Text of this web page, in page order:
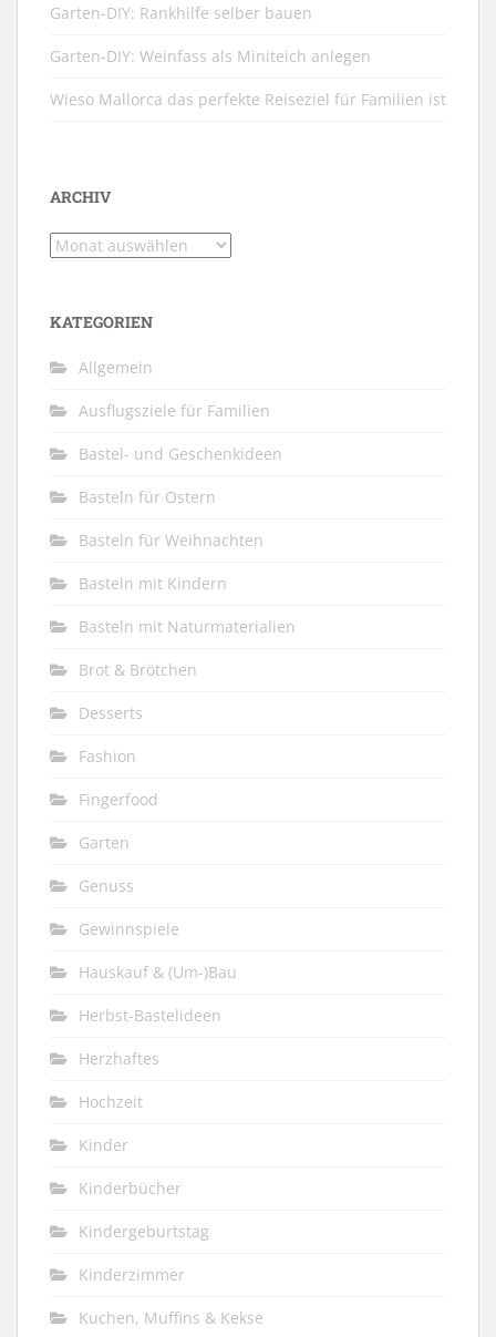
Garten-DIY: Rankhilfe selber bauen
Garten-DIY: Weinfass als Miniteich anlegen
Wieso Mallorca das perfekte Reiseziel für Familien ist
ARCHIV
Archiv
KATEGORIEN
Allgemein
Ausflugsziele für Familien
Bastel- und Geschenkideen
Basteln für Ostern
Basteln für Weihnachten
Basteln mit Kindern
Basteln mit Naturmaterialien
Brot & Brötchen
Desserts
Fashion
Fingerfood
Garten
Genuss
Gewinnspiele
Hauskauf & (Um-)Bau
Herbst-Bastelideen
Herzhaftes
Hochzeit
Kinder
Kinderbücher
Kindergeburtstag
Kinderzimmer
Kuchen, Muffins & Kekse